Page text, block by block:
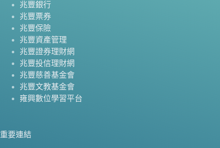
兆豐銀行
兆豐票券
兆豐保險
兆豐資產管理
兆豐證券理財網
兆豐投信理財網
兆豐慈善基金會
兆豐文教基金會
雍興數位學習平台
重要連結